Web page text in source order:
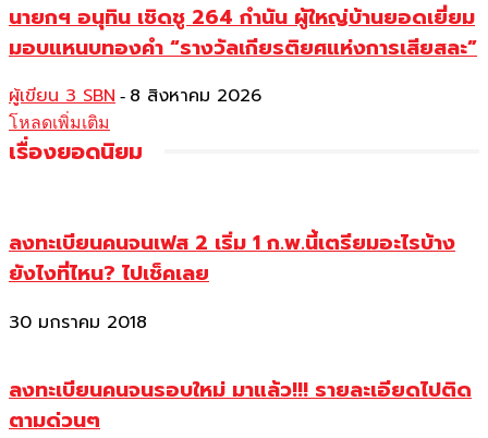
นายกฯ อนุทิน เชิดชู 264 กำนัน ผู้ใหญ่บ้านยอดเยี่ยม
มอบแหนบทองคำ “รางวัลเกียรติยศแห่งการเสียสละ”
ผู้เขียน 3 SBN - 8 สิงหาคม 2026
โหลดเพิ่มเติม
เรื่องยอดนิยม
ลงทะเบียนคนจนเฟส 2 เริ่ม 1 ก.พ.นี้เตรียมอะไรบ้าง
ยังไงที่ไหน? ไปเช็คเลย
30 มกราคม 2018
ลงทะเบียนคนจนรอบใหม่ มาแล้ว!!! รายละเอียดไปติด
ตามด่วนๆ